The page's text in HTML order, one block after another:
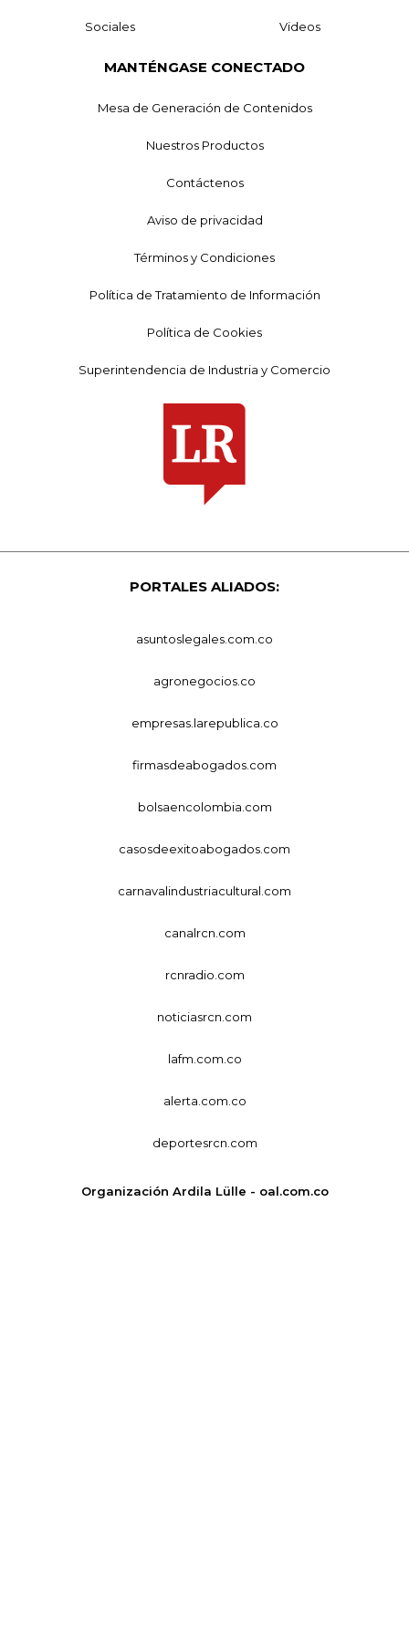
Sociales Videos
MANTÉNGASE CONECTADO
Mesa de Generación de Contenidos
Nuestros Productos
Contáctenos
Aviso de privacidad
Términos y Condiciones
Política de Tratamiento de Información
Política de Cookies
Superintendencia de Industria y Comercio
PORTALES ALIADOS:
asuntoslegales.com.co
agronegocios.co
empresas.larepublica.co
firmasdeabogados.com
bolsaencolombia.com
casosdeexitoabogados.com
carnavalindustriacultural.com
canalrcn.com
rcnradio.com
noticiasrcn.com
lafm.com.co
alerta.com.co
deportesrcn.com
Organización Ardila Lülle - oal.com.co